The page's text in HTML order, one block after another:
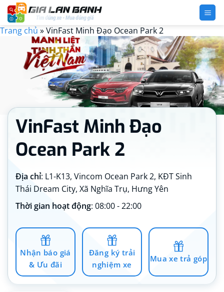
Bỏ
qua
nội
Trang chủ »VinFast Minh Đạo Ocean Park 2
VinFast Minh Đạo
Ocean Park 2
Địa chỉ: L1-K13, Vincom Ocean Park 2, KĐT Sinh
Thái Dream City, Xã Nghĩa Trụ, Hưng Yên
Thời gian hoạt động: 08:00 - 22:00
Nhận báo giá
& Ưu đãi
Đăng ký trải
nghiệm xe
Mua xe trả góp